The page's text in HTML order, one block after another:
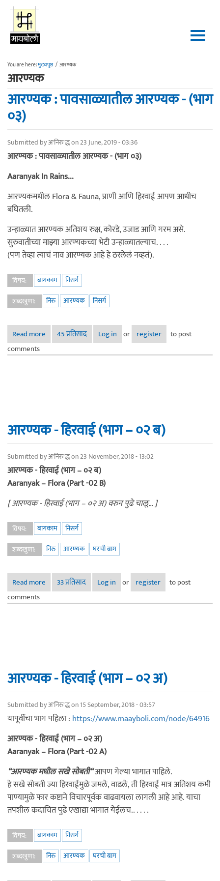
Skip to main content
You are here:मुख्यपृष्ठ / आरण्यक
आरण्यक
आरण्यक : पावसाळ्यातील आरण्यक - (भाग
०३)
Submitted byअ'निरु'द्धon 23 June, 2019 - 03:36
आरण्यक : पावसाळ्यातील आरण्यक - (भाग ०३)
Aaranyak In Rains...
आरण्यकमधील Flora & Fauna, प्राणी आणि हिरवाई आपण आधीच
बघितली.
उन्हाळ्यात आरण्यक अतिशय रुक्ष, कोरडे, उजाड आणि गरम असे.
सुरुवातीच्या माझ्या आरण्यकच्या भेटी उन्हाळ्यातल्याच. . . .
(पण तेव्हा त्याचं नाव आरण्यक आहे हे ठरलेलं नव्हतं).
विषय: बागकाम
निसर्ग
शब्दखुणा:
निरु आरण्यक निसर्ग
Read more about आरण्यक : पावसाळ्यातील आरण्यक - (भाग ०३)
45 प्रतिसाद Log in or register
to post
comments
आरण्यक - हिरवाई (भाग – ०२ ब)
Submitted byअ'निरु'द्धon 23 November, 2018 - 13:02
आरण्यक - हिरवाई (भाग – ०२ ब)
Aaranyak – Flora (Part -02 B)
[ आरण्यक - हिरवाई (भाग – ०२ अ) वरुन पुढे चालू… ]
विषय: बागकाम
निसर्ग
शब्दखुणा:
निरु आरण्यक घरची बाग
Read more about आरण्यक - हिरवाई (भाग – ०२ ब)
33 प्रतिसाद Log in or register
to post
comments
आरण्यक - हिरवाई (भाग – ०२ अ)
Submitted byअ'निरु'द्धon 15 September, 2018 - 03:57
यापूर्वीचा भाग पहिला : https://www.maayboli.com/node/64916
आरण्यक - हिरवाई (भाग – ०२ अ)
Aaranyak – Flora (Part -02 A)
“आरण्यक मधील सखे सोबती“आपण गेल्या भागात पाहिले.
हे सखे सोबती ज्या हिरवाईमुळे जमले, वाढले, ती हिरवाई मात्र अतिशय कमी
पाण्यामुळे फार कष्टाने विचारपूर्वक वाढवायला लागली आहे आहे. याचा
तपशील कदाचित पुढे एखाद्या भागात येईलच.. . . . .
विषय: बागकाम
निसर्ग
शब्दखुणा:
निरु आरण्यक घरची बाग